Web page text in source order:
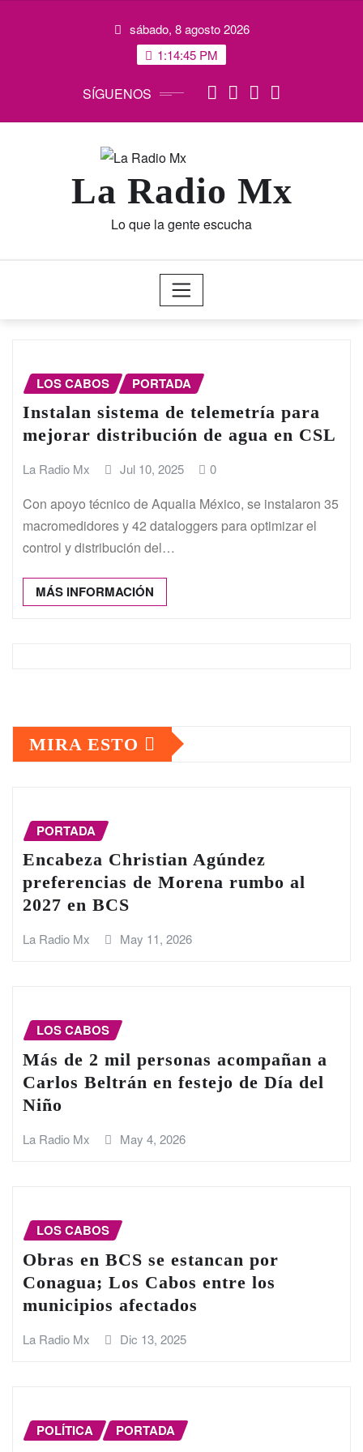
sábado, 8 agosto 2026
1:14:45 PM
SÍGUENOS
La Radio Mx
Lo que la gente escucha
LOS CABOS PORTADA
Instalan sistema de telemetría para
mejorar distribución de agua en CSL
La Radio Mx Jul 10, 2025 0
Con apoyo técnico de Aqualia México, se instalaron 35
macromedidores y 42 dataloggers para optimizar el
control y distribución del…
MÁS INFORMACIÓN
MIRA ESTO
PORTADA
Encabeza Christian Agúndez
preferencias de Morena rumbo al
2027 en BCS
La Radio Mx May 11, 2026
LOS CABOS
Más de 2 mil personas acompañan a
Carlos Beltrán en festejo de Día del
Niño
La Radio Mx May 4, 2026
LOS CABOS
Obras en BCS se estancan por
Conagua; Los Cabos entre los
municipios afectados
La Radio Mx Dic 13, 2025
POLÍTICA PORTADA